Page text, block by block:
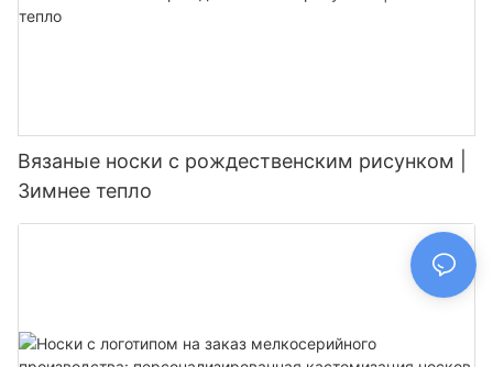
Вязаные носки с рождественским рисунком |
Зимнее тепло